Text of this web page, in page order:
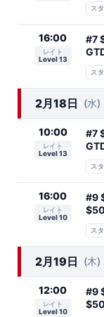
ス
16:00
レイト
Level 13
#7
ス
2月18日 (水)
10:00
レイト
Level 13
#7
ス
16:00
レイト
Level 10
#9
ス
2月19日 (木)
12:00
レイト
Level 10
#9